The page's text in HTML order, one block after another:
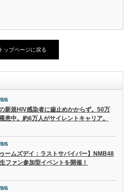
トップページに戻る
6
新規HIV感染者に歯止めかからず。50万
患中。約6万人がサイレントキャリア。
6
ゥームズデイ：ラストサバイバー】NMB48
ファン参加型イベントを開催！
6